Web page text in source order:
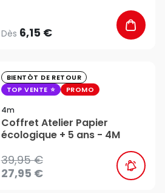
Dès 6,15 €
BIENTÔT DE RETOUR
TOP VENTE
PROMO
4m
Coffret Atelier Papier
écologique + 5 ans - 4M
39,95 €
27,95 €